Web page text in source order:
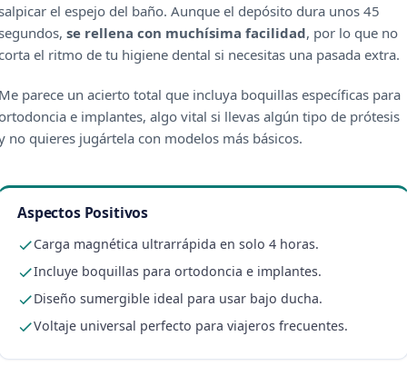
el espejo del baño. Aunque el depósito dura unos 45
se rellena con muchísima facilidad, por lo que no
el ritmo de tu higiene dental si necesitas una pasada extra.
parece un acierto total que incluya boquillas específicas para
e implantes, algo vital si llevas algún tipo de prótesis
no quieres jugártela con modelos más básicos.
Aspectos Positivos
Carga magnética ultrarrápida en solo 4 horas.
Incluye boquillas para ortodoncia e implantes.
Diseño sumergible ideal para usar bajo ducha.
Voltaje universal perfecto para viajeros frecuentes.